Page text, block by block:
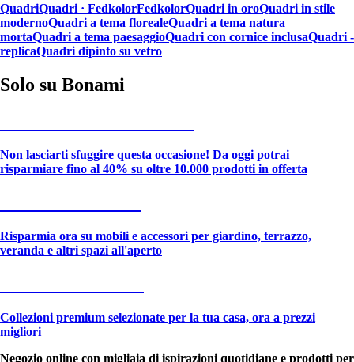
QuadriQuadri · FedkolorFedkolorQuadri in oroQuadri in stile
modernoQuadri a tema florealeQuadri a tema natura
mortaQuadri a tema paesaggioQuadri con cornice inclusaQuadri -
replicaQuadri dipinto su vetro
Solo su Bonami
Non lasciarti sfuggire questa occasione! Da oggi potrai
risparmiare fino al 40% su oltre 10.000 prodotti in offerta
Risparmia ora su mobili e accessori per giardino, terrazzo,
veranda e altri spazi all'aperto
Collezioni premium selezionate per la tua casa, ora a prezzi
migliori
Negozio online con migliaia di ispirazioni quotidiane e prodotti per